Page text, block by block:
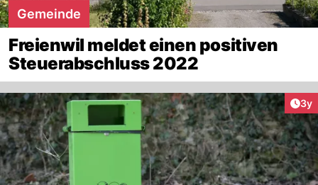
Gemeinde
Freienwil meldet einen positiven
Steuerabschluss 2022
3y